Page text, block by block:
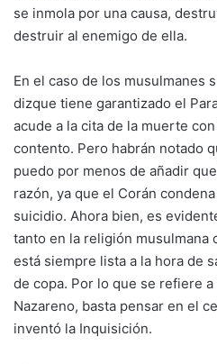
se inmola por una causa,
destruir al enemigo de ella.
En el caso de los musulmanes
dizque tiene garantizado el
acude a la cita de la muerte
contento. Pero habrán notado
puedo por menos de añadir
razón, ya que el Corán
suicidio. Ahora bien, es
tanto en la religión musulmana
está siempre lista a la hora de
de copa. Por lo que se refiere
Nazareno, basta pensar en el
inventó la Inquisición.